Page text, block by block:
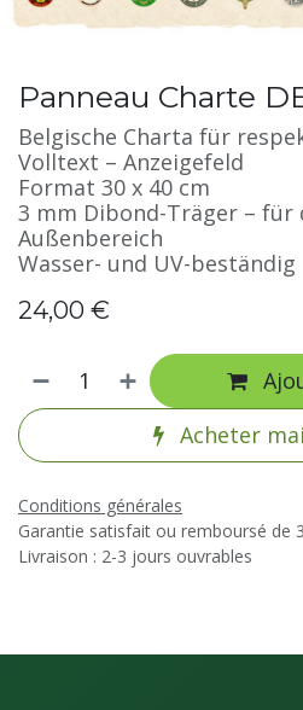
Panneau Charte
Belgische Charta für
Volltext – Anzeigefeld
Format 30 x 40 cm
3 mm Dibond-Träger – für
Außenbereich
Wasser- und UV-beständig
24,00 €
Acheter
Conditions générales
Garantie satisfait ou remboursé de
Livraison : 2-3 jours ouvrables